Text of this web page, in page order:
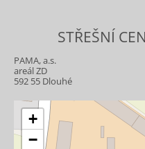
STŘEŠNÍ
PAMA, a.s.
areál ZD
592 55 Dlouhé
+
−